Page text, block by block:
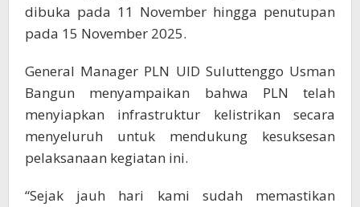
dibuka pada 11 November hingga penutupan
pada 15 November 2025.
General Manager PLN UID Suluttenggo Usman
Bangun menyampaikan bahwa PLN telah
menyiapkan infrastruktur kelistrikan secara
menyeluruh untuk mendukung kesuksesan
pelaksanaan kegiatan ini.
“Sejak jauh hari kami sudah memastikan